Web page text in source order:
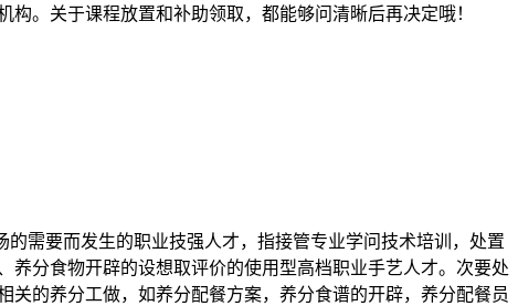
。关于课程放置和补助领取，都能够问清晰后再决定哦！
需要而发生的职业技强人才，指接管专业学问技术培训，处置
分食物开辟的设想取评价的使用型高档职业手艺人才。次要处
的养分工做，如养分配餐方案，养分食谱的开辟，养分配餐员